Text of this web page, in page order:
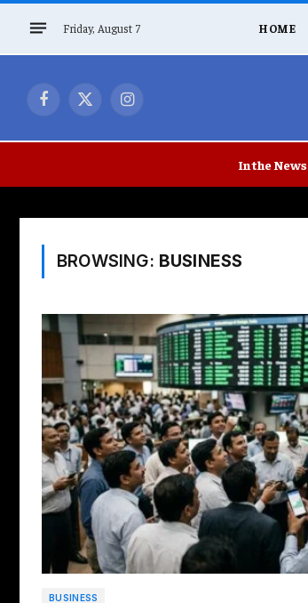
Friday, August 7 HOME
Facebook
X
Instagram
In the News
BROWSING: BUSINESS
BUSINESS